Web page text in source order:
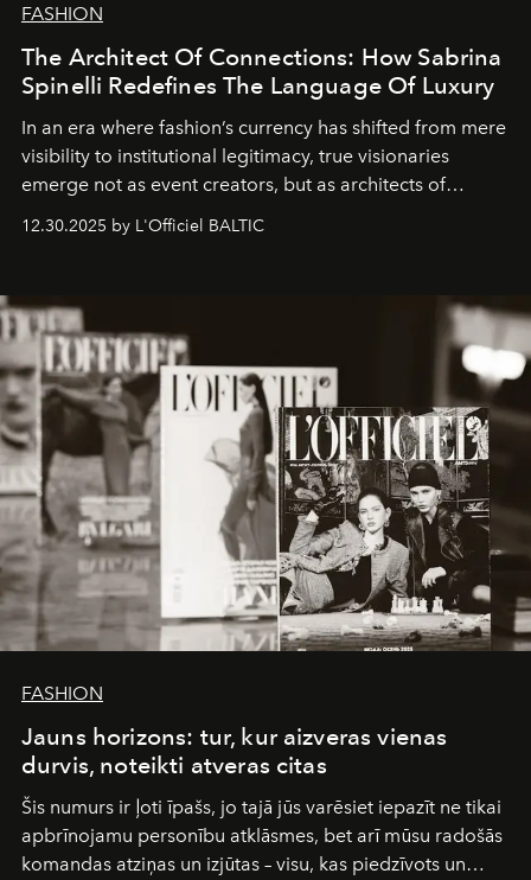
FASHION
The Architect Of Connections: How Sabrina
Spinelli Redefines The Language Of Luxury
In an era where fashion’s currency has shifted from mere
visibility to institutional legitimacy, true visionaries
emerge not as event creators, but as architects of
brand strategist with three decades of mastery in luxury,
framework where creativity, commerce, and culture
converge with surgical precision.
12.30.2025 by L'Officiel BALTIC
FASHION
Jauns horizons: tur, kur aizveras vienas
durvis, noteikti atveras citas
Šis numurs ir ļoti īpašs, jo tajā jūs varēsiet iepazīt ne tikai
apbrīnojamu personību atklāsmes, bet arī mūsu radošās
komandas atziņas un izjūtas – visu, kas piedzīvots un